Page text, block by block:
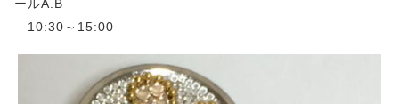
ールA.B
10:30～15:00